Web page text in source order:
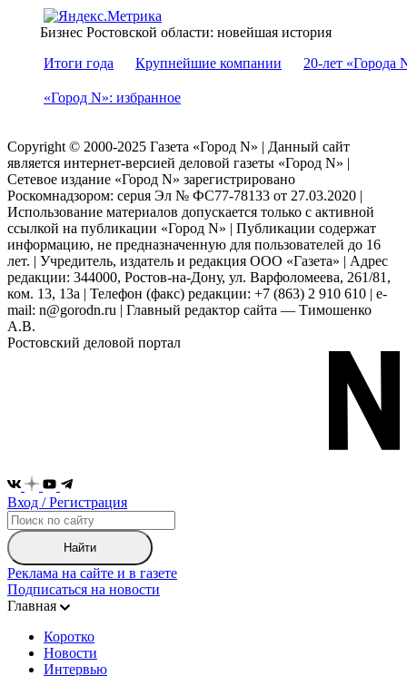
Бизнес Ростовской области: новейшая история
Итоги года
Крупнейшие компании 20-лет «Города
«Город N»: избранное
Copyright © 2000-2025 Газета «Город N» | Данный сайт
является интернет-версией деловой газеты «Город N» |
Сетевое издание «Город N» зарегистрировано
Роскомнадзором: серuя Эл № ФС77-78133 от 27.03.2020 |
Использование материалов допускается только с активной
ссылкой на публикации «Город N» | Публикации содержат
информацию, не предназначенную для пользователей до 16
лет. | Учредитель, издатель и редакция ООО «Газета» | Адрес
редакции: 344000, Ростов-на-Дону, ул. Варфоломеева, 261/81,
ком. 13, 13а | Телефон (факс) редакции: +7 (863) 2 910 610 | e-
mail: n@gorodn.ru | Главный редактор сайта — Тимошенко
А.В.
Ростовский деловой портал
Вход / Регистрация
Найти
Реклама на сайте и в газете
Подписаться на новости
Главная
Коротко
Новости
Интервью